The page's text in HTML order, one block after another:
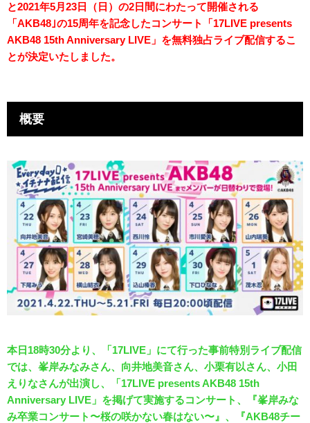
と2021年5月23日（日）の2日間にわたって開催される
「AKB48｣の15周年を記念したコンサート「17LIVE presents
AKB48 15th Anniversary LIVE」を無料独占ライブ配信するこ
とが決定いたしました。
概要
本日18時30分より、「17LIVE」にて行った事前特別ライブ配信
では、峯岸みなみさん、向井地美音さん、小栗有以さん、小田
えりなさんが出演し、「17LIVE presents AKB48 15th
Anniversary LIVE」を掲げて実施するコンサート、『峯岸みな
み卒業コンサート〜桜の咲かない春はない〜』、『AKB48チー